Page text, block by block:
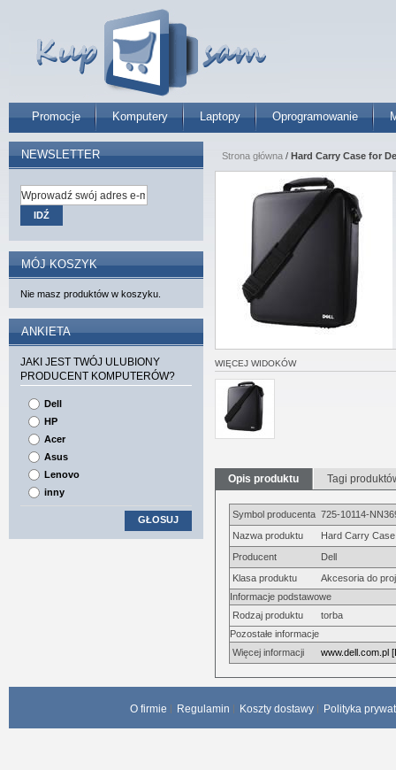
Promocje Komputery Laptopy Oprogramowanie
Strona główna / Hard Carry Case for
WIĘCEJ WIDOKÓW
Opis produktu Tagi
Symbol producenta 725-10114-
Nazwa produktu
Hard Carry
Producent
Dell
Klasa produktu
Akcesoria do
Informacje podstawowe
Rodzaj produktu
torba
Pozostałe informacje
Więcej informacji
www.dell.com.pl
NEWSLETTER
IDŹ
MÓJ KOSZYK
Nie masz produktów w koszyku.
ANKIETA
JAKI JEST TWÓJ ULUBIONY
PRODUCENT KOMPUTERÓW?
Dell
HP
Acer
Asus
Lenovo
inny
GŁOSUJ
O firmie Regulamin Koszty dostawy Polityka